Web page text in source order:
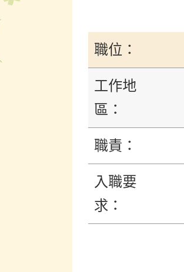
職位：
工作地
區：
職責：
入職要
求：